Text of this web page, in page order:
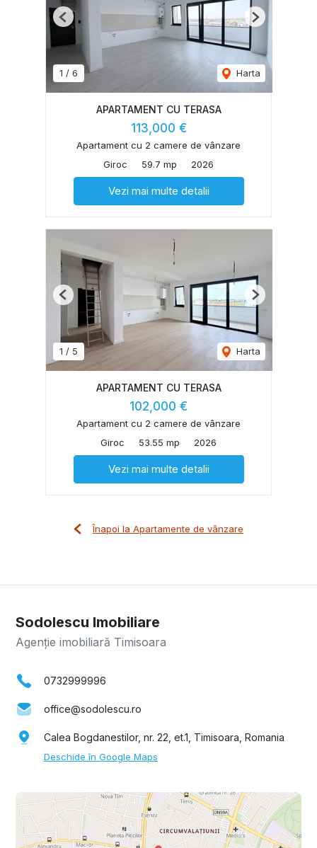
1 / 6 Harta
Previous Next
APARTAMENT CU TERASA
113,000 €
Apartament cu 2 camere de vânzare
Giroc
59.7 mp 2026
Vezi mai multe detalii
1 / 5 Harta
Previous Next
APARTAMENT CU TERASA
102,000 €
Apartament cu 2 camere de vânzare
Giroc
53.55 mp 2026
Vezi mai multe detalii
Înapoi la Apartamente de vânzare
Sodolescu Imobiliare
Agenție imobiliară Timisoara
0732999996
office@sodolescu.ro
Calea Bogdanestilor, nr. 22, et.1, Timisoara, Romania
Deschide în Google Maps